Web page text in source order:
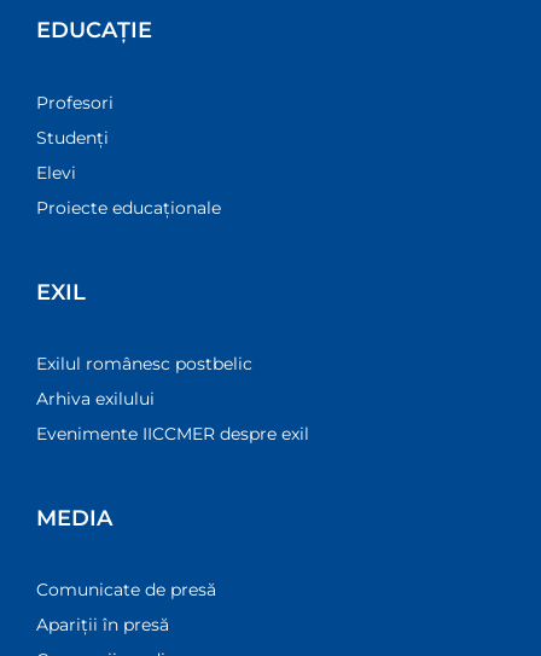
EDUCAȚIE
Profesori
Studenți
Elevi
Proiecte educaționale
EXIL
Exilul românesc postbelic
Arhiva exilului
Evenimente IICCMER despre exil
MEDIA
Comunicate de presă
Apariții în presă